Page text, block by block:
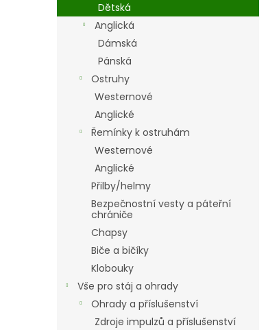
Dětská
Anglická
Dámská
Pánská
Ostruhy
Westernové
Anglické
Řemínky k ostruhám
Westernové
Anglické
Přilby/helmy
Bezpečnostní vesty a páteřní
chrániče
Chapsy
Biče a bičíky
Klobouky
Vše pro stáj a ohrady
Ohrady a příslušenství
Zdroje impulzů a příslušenství